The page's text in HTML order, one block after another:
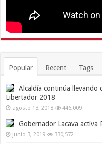
Popular Recent Tags
Alcaldía continúa llevando
Libertador 2018
agosto 13, 2018 446,009
Gobernador Lacava activa
junio 3, 2019 330,572